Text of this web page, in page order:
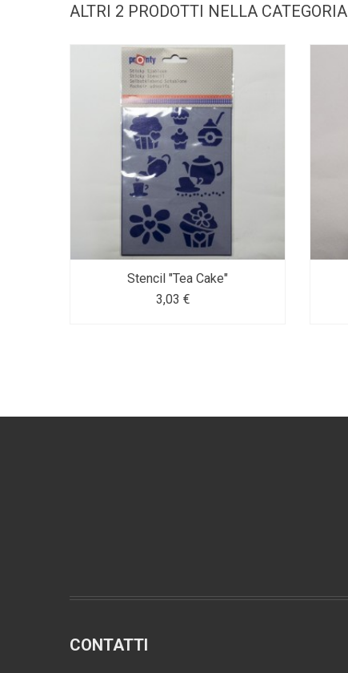
ALTRI 2 PRODOTTI NELLA CATEGORIA
Stencil "Tea Cake"
3,03 €
CONTATTI